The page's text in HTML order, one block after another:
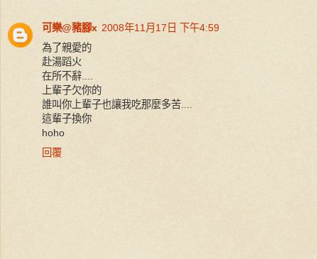
可樂@豬腳x 2008年11月17日 下午4:59
為了親愛的
赴湯蹈火
在所不辭....
上輩子欠你的
誰叫你上輩子也讓我吃那麼多苦....
這輩子換你
hoho
回覆